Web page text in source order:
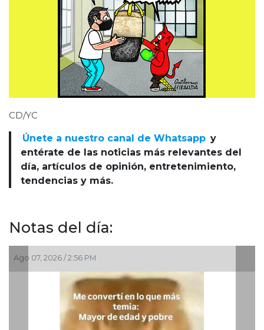
CD/YC
Únete a nuestro canal de Whatsapp y
entérate de las noticias más relevantes del
día, artículos de opinión, entretenimiento,
tendencias y más.
Notas del día:
Ago 07, 2026 / 2:56 PM